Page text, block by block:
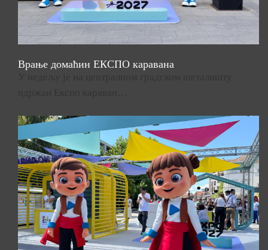
Врање домаћин ЕКСПО каравана